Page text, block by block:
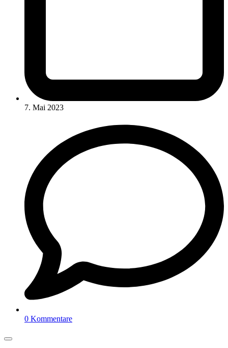
7. Mai 2023
0 Kommentare